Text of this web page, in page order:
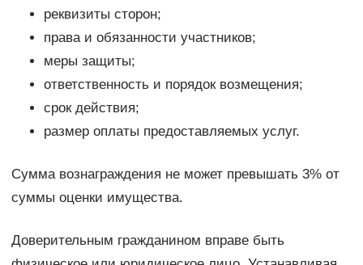
реквизиты сторон;
права и обязанности участников;
меры защиты;
ответственность и порядок возмещения;
срок действия;
размер оплаты предоставляемых услуг.
Сумма вознаграждения не может превышать 3% от
суммы оценки имущества.
Доверительным гражданином вправе быть